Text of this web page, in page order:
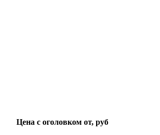
Цена с оголовком от, руб